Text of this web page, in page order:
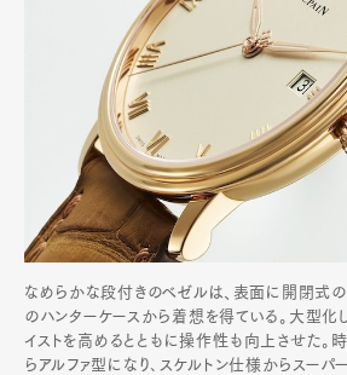
なめらかな段付きのベゼルは、表面に開閉式
のハンターケースから着想を得ている。大型化
イストを高めるとともに操作性も向上させた。
らアルファ型になり､スケルトン仕様からスーパ